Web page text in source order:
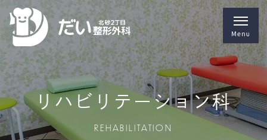
リハビリテーション科
REHABILITATION